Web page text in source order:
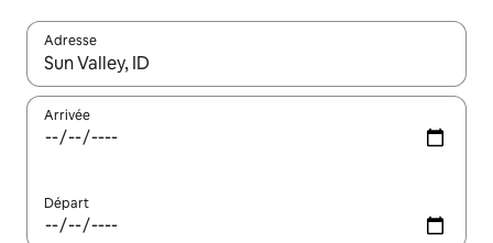
Adresse
Lorsque les résultats s'affichent, utilisez les flèches vers le
Arrivée
Départ